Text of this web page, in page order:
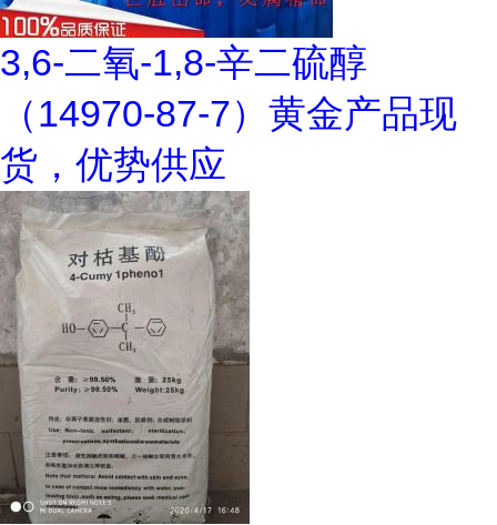
3,6-二氧-1,8-辛二硫醇
（14970-87-7）黄金产品现
货，优势供应